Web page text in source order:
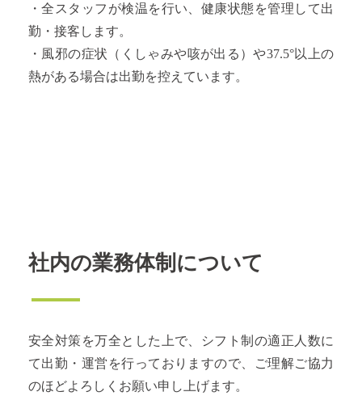
・全スタッフが検温を行い、健康状態を管理して出
勤・接客します。
・風邪の症状（くしゃみや咳が出る）や37.5°以上の
熱がある場合は出勤を控えています。
社内の業務体制について
安全対策を万全とした上で、シフト制の適正人数に
て出勤・運営を行っておりますので、ご理解ご協力
のほどよろしくお願い申し上げます。